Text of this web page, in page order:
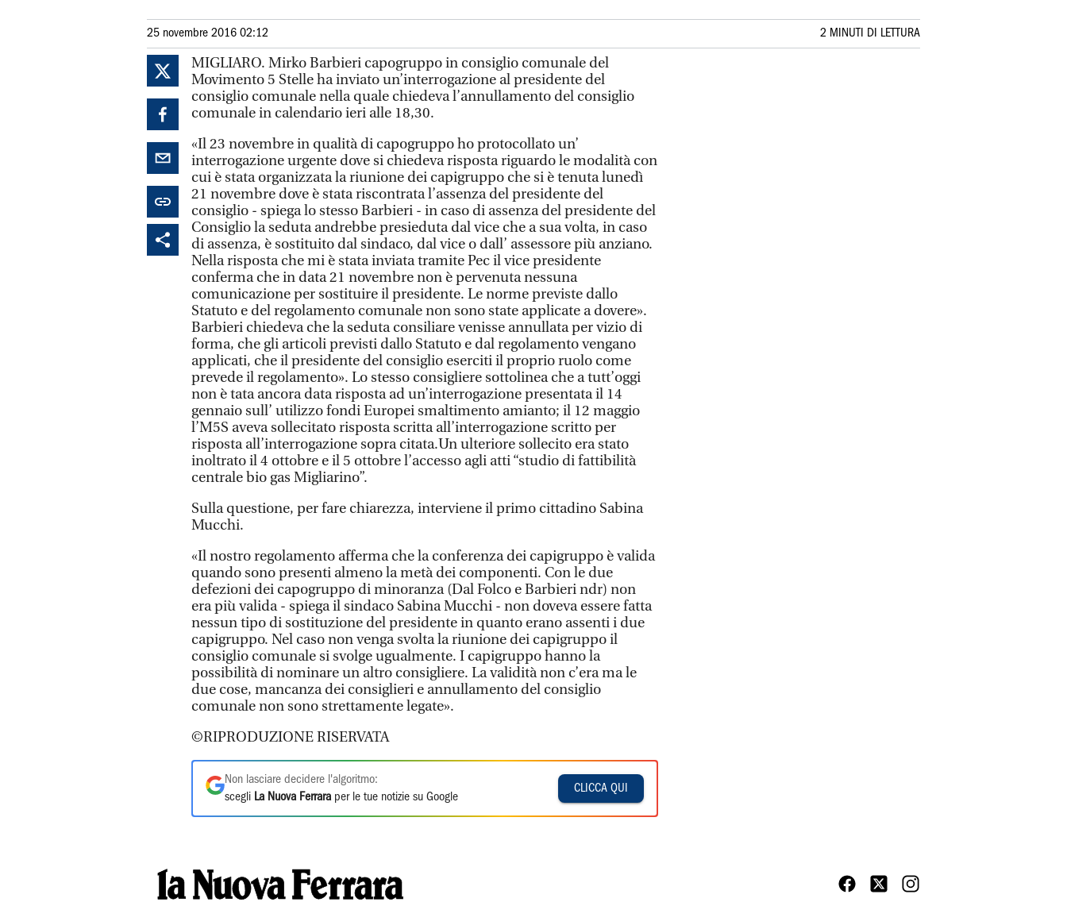
25 novembre 2016 02:12 2 MINUTI DI LETTURA
MIGLIARO. Mirko Barbieri capogruppo in consiglio comunale del
Movimento 5 Stelle ha inviato un’interrogazione al presidente del
consiglio comunale nella quale chiedeva l’annullamento del consiglio
comunale in calendario ieri alle 18,30.
«Il 23 novembre in qualità di capogruppo ho protocollato un’
interrogazione urgente dove si chiedeva risposta riguardo le modalità con
cui è stata organizzata la riunione dei capigruppo che si è tenuta lunedì
21 novembre dove è stata riscontrata l’assenza del presidente del
consiglio - spiega lo stesso Barbieri - in caso di assenza del presidente del
Consiglio la seduta andrebbe presieduta dal vice che a sua volta, in caso
di assenza, è sostituito dal sindaco, dal vice o dall’ assessore più anziano.
Nella risposta che mi è stata inviata tramite Pec il vice presidente
conferma che in data 21 novembre non è pervenuta nessuna
comunicazione per sostituire il presidente. Le norme previste dallo
Statuto e del regolamento comunale non sono state applicate a dovere».
Barbieri chiedeva che la seduta consiliare venisse annullata per vizio di
forma, che gli articoli previsti dallo Statuto e dal regolamento vengano
applicati, che il presidente del consiglio eserciti il proprio ruolo come
prevede il regolamento». Lo stesso consigliere sottolinea che a tutt’oggi
non è tata ancora data risposta ad un’interrogazione presentata il 14
gennaio sull’ utilizzo fondi Europei smaltimento amianto; il 12 maggio
l’M5S aveva sollecitato risposta scritta all’interrogazione scritto per
risposta all’interrogazione sopra citata.Un ulteriore sollecito era stato
inoltrato il 4 ottobre e il 5 ottobre l’accesso agli atti “studio di fattibilità
centrale bio gas Migliarino”.
Sulla questione, per fare chiarezza, interviene il primo cittadino Sabina
Mucchi.
«Il nostro regolamento afferma che la conferenza dei capigruppo è valida
quando sono presenti almeno la metà dei componenti. Con le due
defezioni dei capogruppo di minoranza (Dal Folco e Barbieri ndr) non
era più valida - spiega il sindaco Sabina Mucchi - non doveva essere fatta
nessun tipo di sostituzione del presidente in quanto erano assenti i due
capigruppo. Nel caso non venga svolta la riunione dei capigruppo il
consiglio comunale si svolge ugualmente. I capigruppo hanno la
possibilità di nominare un altro consigliere. La validità non c’era ma le
due cose, mancanza dei consiglieri e annullamento del consiglio
comunale non sono strettamente legate».
©RIPRODUZIONE RISERVATA
Non lasciare decidere l'algoritmo:
scegli La Nuova Ferrara per le tue notizie su Google
CLICCA QUI